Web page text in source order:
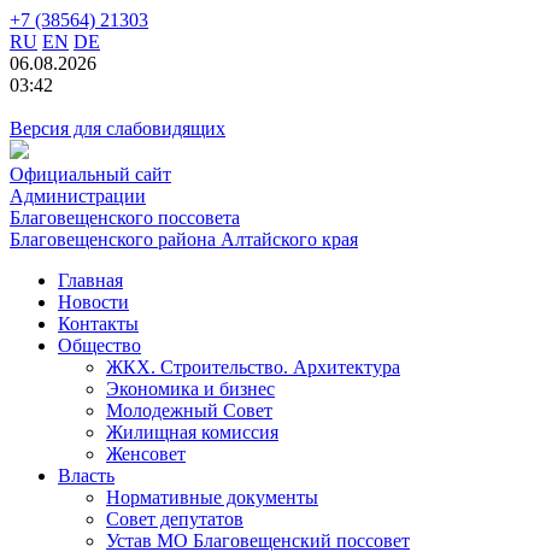
+7 (38564) 21303
RU EN DE
06.08.2026
03:42
Версия для слабовидящих
Официальный сайт
Администрации
Благовещенского поссовета
Благовещенского района Алтайского края
Главная
Новости
Контакты
Общество
ЖКХ. Строительство. Архитектура
Экономика и бизнес
Молодежный Совет
Жилищная комиссия
Женсовет
Власть
Нормативные документы
Совет депутатов
Устав МО Благовещенский поссовет